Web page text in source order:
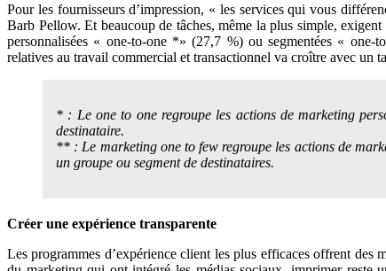
Pour les fournisseurs d’impression, « les services qui vous
Barb Pellow. Et beaucoup de tâches, même la plus simple,
personnalisées « one-to-one *» (27,7 %) ou segmentées «
relatives au travail commercial et transactionnel va croître avec un
* : Le one to one regroupe les actions de marketing
destinataire.
** : Le marketing one to few regroupe les actions de
un groupe ou segment de destinataires.
Créer une expérience transparente
Les programmes d’expérience client les plus efficaces offrent des